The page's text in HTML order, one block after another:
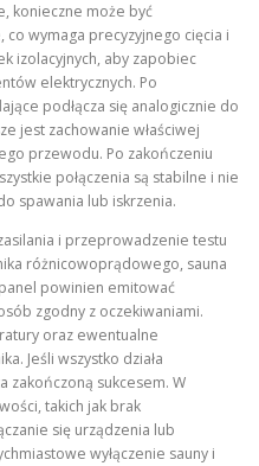
konieczne może być
wymaga precyzyjnego cięcia i
izolacyjnych, aby zapobiec
elektrycznych. Po
podłącza się analogicznie do
jest zachowanie właściwej
przewodu. Po zakończeniu
połączenia są stabilne i nie
spawania lub iskrzenia.
i przeprowadzenie testu
różnicowoprądowego, sauna
powinien emitować
zgodny z oczekiwaniami.
oraz ewentualne
Jeśli wszystko działa
zakończoną sukcesem. W
takich jak brak
się urządzenia lub
wyłączenie sauny i